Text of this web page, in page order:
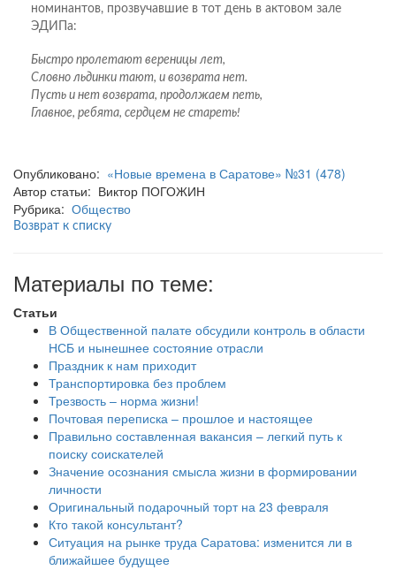
номинантов, прозвучавшие в тот день в актовом зале
ЭДИПа:
Быстро пролетают вереницы лет,
Словно льдинки тают, и возврата нет.
Пусть и нет возврата, продолжаем петь,
Главное, ребята, сердцем не стареть!
Опубликовано: «Новые времена в Саратове» №31 (478)
Автор статьи: Виктор ПОГОЖИН
Рубрика: Общество
Возврат к списку
Материалы по теме:
Статьи
В Общественной палате обсудили контроль в области
НСБ и нынешнее состояние отрасли
Праздник к нам приходит
Транспортировка без проблем
Трезвость – норма жизни!
Почтовая переписка – прошлое и настоящее
Правильно составленная вакансия – легкий путь к
поиску соискателей
Значение осознания смысла жизни в формировании
личности
Оригинальный подарочный торт на 23 февраля
Кто такой консультант?
Ситуация на рынке труда Саратова: изменится ли в
ближайшее будущее